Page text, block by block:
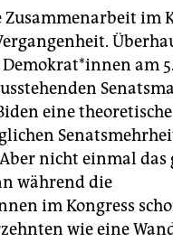
im
am
eine
nicht einmal das
während die
im Kongress
wie eine